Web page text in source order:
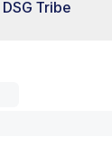
Tribe